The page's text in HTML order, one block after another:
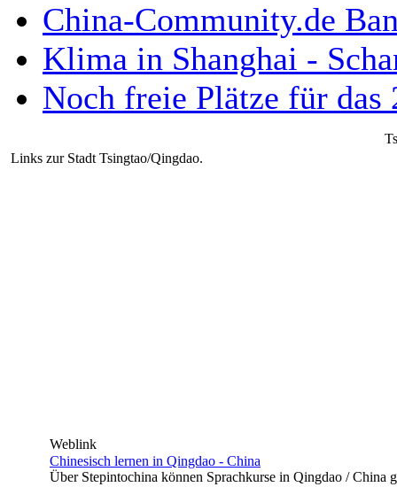
China-Community.de
Klima in Shanghai -
Noch freie Plätze für das
Links zur Stadt Tsingtao/Qingdao.
Weblink
Chinesisch lernen in Qingdao - China
Über Stepintochina können Sprachkurse in Qingdao / China